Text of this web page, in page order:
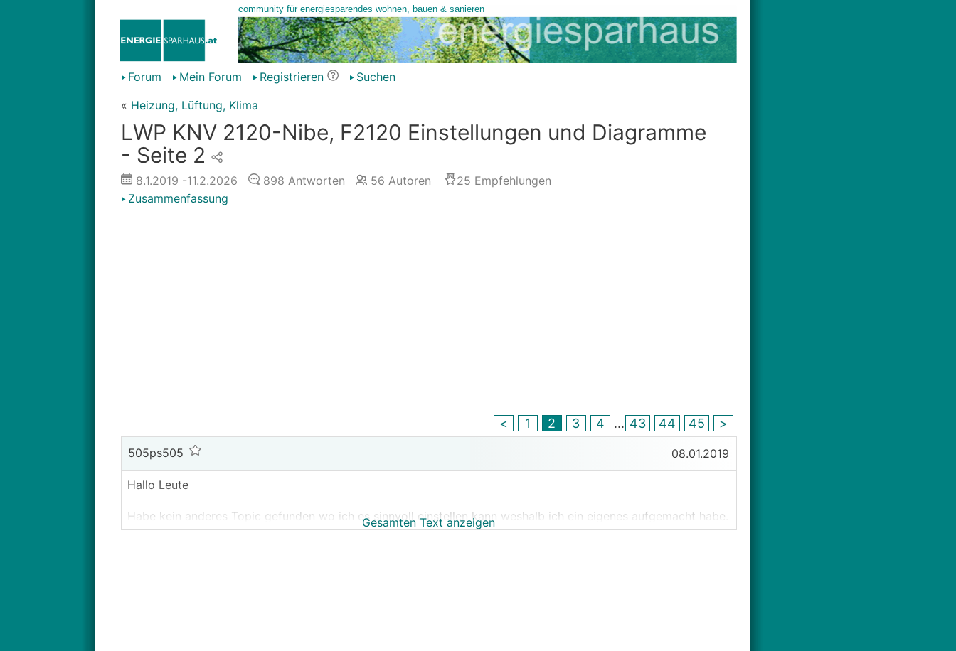
Forum Mein Forum Registrieren
Suchen
« Heizung, Lüftung, Klima
LWP KNV 2120-Nibe, F2120 Einstellungen und Diagramme
- Seite 2
8.1.2019 -11.2.2026 898 Antworten 56 Autoren 25 Empfehlungen
Zusammenfassung
< 1 2 3 4 ... 43 44 45 >
505ps505 08.01.2019
Hallo Leute
Habe kein anderes Topic gefunden wo ich es sinnvoll einstellen kann weshalb ich ein eigenes aufgemacht habe.
Gesamten Text anzeigen